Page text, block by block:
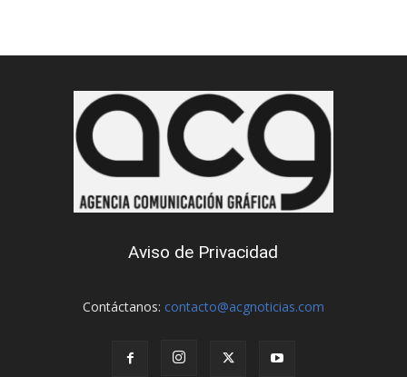
Aviso de Privacidad
Contáctanos: contacto@acgnoticias.com